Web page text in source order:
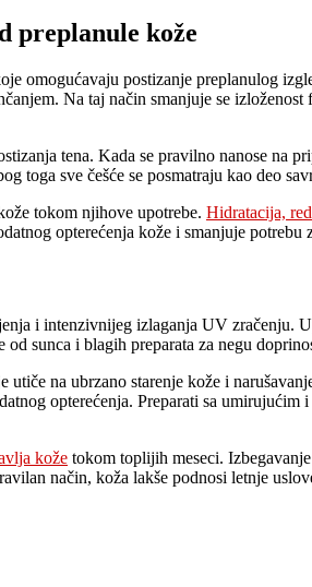
preplanule kože
omogućavaju postizanje preplanulog
Na taj način smanjuje se
tena. Kada se pravilno nanose na
sve češće se posmatraju kao deo
tokom njihove upotrebe. Hidratacija,
opterećenja kože i smanjuje potrebu
i intenzivnijeg izlaganja UV zračenju.
sunca i blagih preparata za negu
na ubrzano starenje kože i
opterećenja. Preparati sa
kože tokom toplijih meseci.
način, koža lakše podnosi letnje